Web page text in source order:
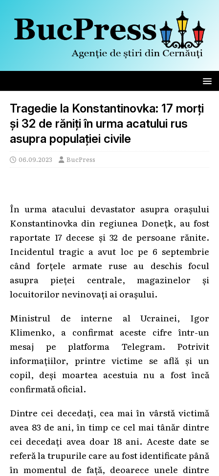
Tragedie la Konstantinovka: 17 morți
și 32 de răniți în urma acatului rus
asupra populației civile
06.09.2023 BucPress
În urma atacului devastator asupra orașului
Konstantinovka din regiunea Donețk, au fost
raportate 17 decese și 32 de persoane rănite.
Incidentul tragic a avut loc pe 6 septembrie
când forțele armate ruse au deschis focul
asupra pieței centrale, magazinelor și
locuitorilor nevinovați ai orașului.
Ministrul de interne al Ucrainei, Igor
Klimenko, a confirmat aceste cifre într-un
mesaj pe platforma Telegram. Potrivit
informațiilor, printre victime se află și un
copil, deși moartea acestuia nu a fost încă
confirmată oficial.
Dintre cei decedați, cea mai în vârstă victimă
avea 83 de ani, în timp ce cel mai tânăr dintre
cei decedați avea doar 18 ani. Aceste date se
referă la trupurile care au fost identificate până
în momentul de față, deoarece unele dintre